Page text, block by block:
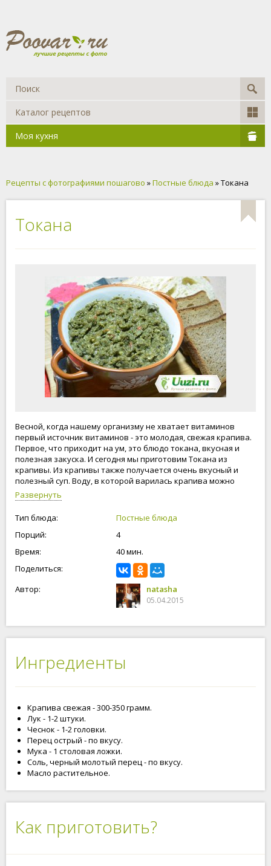
Каталог рецептов
Моя кухня
Рецепты с фотографиями пошагово »Постные блюда » Токана
Токана
Весной, когда нашему организму не хватает витаминов
первый источник витаминов - это молодая, свежая крапива.
Первое, что приходит на ум, это блюдо токана, вкусная и
полезная закуска. И сегодня мы приготовим Токана из
крапивы. Из крапивы также получается очень вкусный и
полезный суп. Воду, в которой варилась крапива можно
использовать для приготовления овощного супа. Ешьте
вкусно, живите легко.
Развернуть
Тип блюда:
Постные блюда
Порций:
4
Время:
40 мин.
Поделиться:
Автор:
natasha
05.04.2015
Ингредиенты
Крапива свежая - 300-350 грамм.
Лук - 1-2 штуки.
Чеснок - 1-2 головки.
Перец острый - по вкусу.
Мука - 1 столовая ложки.
Соль, черный молотый перец - по вкусу.
Масло растительное.
Как приготовить?